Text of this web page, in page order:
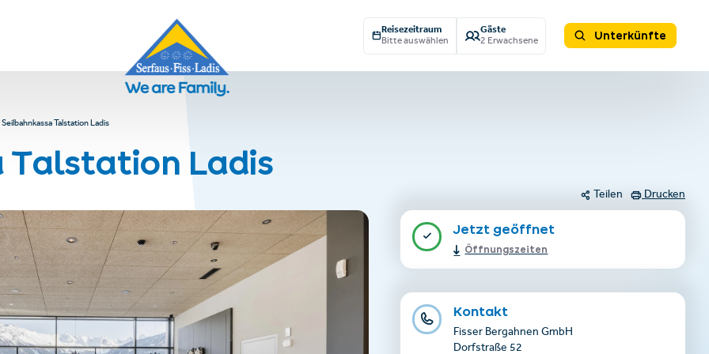
Reisezeitraum
Bitte auswählen
Gäste
2 Erwachsene
Unterkünfte
Seilbahnkassa Talstation Ladis
Talstation Ladis
Teilen Drucken
Jetzt geöffnet
Öffnungszeiten
Kontakt
Fisser Bergahnen GmbH
Dorfstraße 52